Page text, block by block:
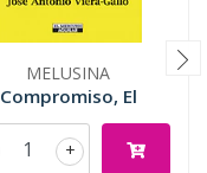
MELUSINA
Compromiso, El
+